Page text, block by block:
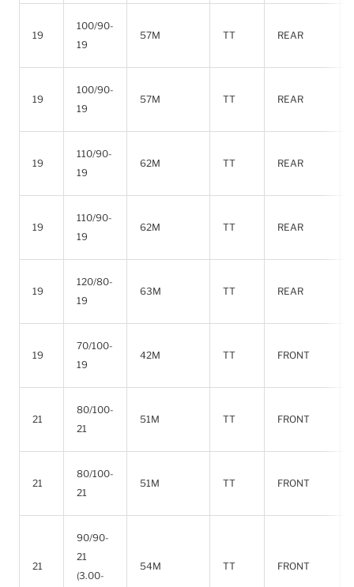
19
100/90-
19
57M TT REAR
19
100/90-
19
57M TT REAR
19
110/90-
19
62M TT REAR
19
110/90-
19
62M TT REAR
19
120/80-
19
63M TT REAR
19
70/100-
19
42M TT FRONT
21
80/100-
21
51M TT FRONT
21
80/100-
21
51M TT FRONT
21
90/90-
21
(3.00-
54M TT FRONT